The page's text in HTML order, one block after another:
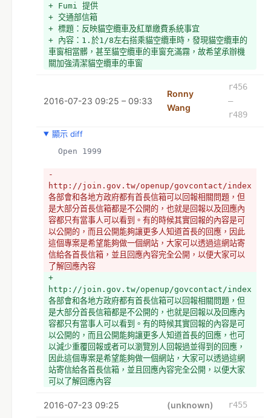
+ Fumi 提供
+ 交通部信箱
+ 標題：反映貓空纜車及紅單繳費系統事宜
+ 內容：1.於1/8左右搭乘貓空纜車時，發現貓空纜車的
車窗相當髒，甚至貓空纜車的車窗充滿霧，故希望承辦機
關加強清潔貓空纜車的車窗
罰款繳費系統有問題，因即使該罰單已經繳過費用，但罰
款繳費系統卻不會顯示已繳費，導致許多民眾經常紅單重
複繳費，甚至新聞媒體報導紅單重複繳費的比例相當高，
甚至每年至少會多出好幾百萬的溢收款項，故市民希望承
辦機關解決後端系統的問題
  *
2016-07-23 09:25 – 09:33
Ronny
Wang
r456
–
r489
顯示 diff
  Open 1999
-
http://join.gov.tw/openup/govcontact/index
各部會和各地方政府都有首長信箱可以回報相關問題，但
是大部分首長信箱都是不公開的，也就是回報以及回應內
容都只有當事人可以看到。有的時候其實回報的內容是可
以公開的，而且公開能夠讓更多人知道首長的回應，因此
這個專案是希望能夠做一個網站，大家可以透過這網站寄
信給各首長信箱，並且回應內容完全公開，以便大家可以
了解回應內容
+
http://join.gov.tw/openup/govcontact/index
各部會和各地方政府都有首長信箱可以回報相關問題，但
是大部分首長信箱都是不公開的，也就是回報以及回應內
容都只有當事人可以看到。有的時候其實回報的內容是可
以公開的，而且公開能夠讓更多人知道首長的回應，也可
以減少重覆回報或者可以瀏覽別人回報過並得到的回應，
因此這個專案是希望能夠做一個網站，大家可以透過這網
站寄信給各首長信箱，並且回應內容完全公開，以便大家
可以了解回應內容
  *需要幫忙
2016-07-23 09:25 (unknown)
r455